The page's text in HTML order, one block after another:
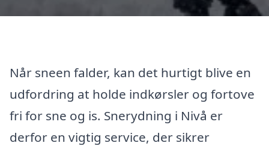
Når sneen falder, kan det hurtigt blive en
udfordring at holde indkørsler og fortove
fri for sne og is. Snerydning i Nivå er
derfor en vigtig service, der sikrer